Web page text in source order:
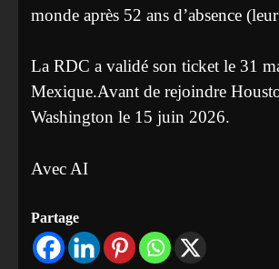
monde après 52 ans d’absence
La RDC a validé son ticket le 31
Mexique.Avant de rejoindre
Washington le 15 juin 2026.
Avec AI
Partage